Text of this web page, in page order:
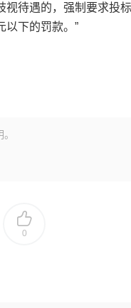
待遇的，强制要求投
以下的罚款。”
0